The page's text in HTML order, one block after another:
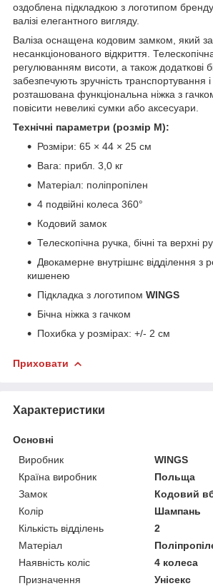
оздоблена підкладкою з логотипом бренду
валізі елегантного вигляду.
Валіза оснащена кодовим замком, який
несанкціонованого відкриття.
регулюванням висоти, а також додаткові
забезпечують зручність транспортування
розташована функціональна ніжка з
повісити невеликі сумки або аксесуари.
Технічні параметри (розмір M):
Розміри: 65 × 44 × 25 см
Вага: прибл. 3,0 кг
Матеріал: поліпропілен
4 подвійні колеса 360°
Кодовий замок
Телескопічна ручка, бічні та верхні
Двокамерне внутрішнє відділення з
кишенею
Підкладка з логотипом WINGS
Бічна ніжка з гачком
Похибка у розмірах: +/- 2 см
Приховати
Характеристики
Основні
Виробник
WINGS
Країна виробник
Польща
Замок
Кодовий
Колір
Шампань
Кількість відділень
2
Матеріал
Наявність коліс
4 колеса
Призначення
Унісекс